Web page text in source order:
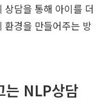
담을 통해 아이를 더
환경을 만들어주는 방
는 NLP상담